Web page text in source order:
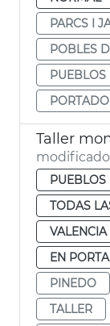
PARCS I
POBLES
PUEBLOS
TODAS
VALENCIA
EN
PINEDO
TALLER